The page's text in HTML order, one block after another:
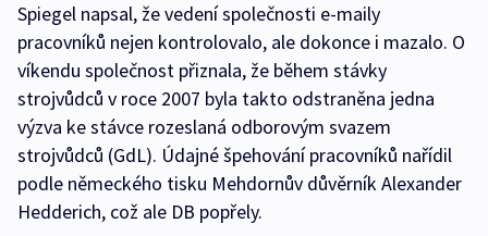
Spiegel napsal, že vedení společnosti e-maily
pracovníků nejen kontrolovalo, ale dokonce i mazalo. O
víkendu společnost přiznala, že během stávky
strojvůdců v roce 2007 byla takto odstraněna jedna
výzva ke stávce rozeslaná odborovým svazem
strojvůdců (GdL). Údajné špehování pracovníků nařídil
podle německého tisku Mehdornův důvěrník Alexander
Hedderich, což ale DB popřely.